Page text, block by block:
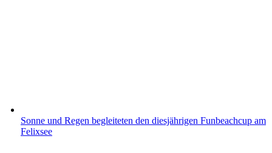
Sonne und Regen begleiteten den diesjährigen Funbeachcup am
Felixsee